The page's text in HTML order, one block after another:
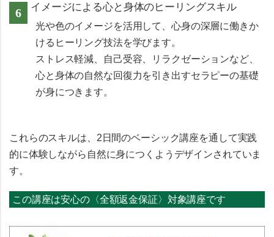
イメージによる心と身体のヒーリングスキル
光や色のイメージを活用して、心身の深層に働きか
けるヒーリング技法を学びます。
ストレス軽減、自己受容、リラクゼーションなど、
心と身体の自然な回復力を引き出すセラピーの基礎
が身につきます。
これらのスキルは、2日間のベーシック講座を通して実践
的に体験しながら自然に身につくようデザインされていま
す。
この講座は安心の〈全額返金保証〉対象講座です